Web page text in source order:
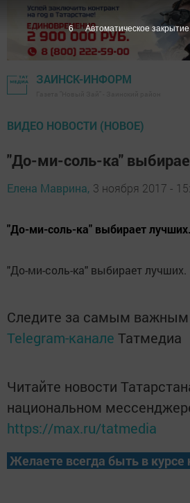
ЗАИНСК-ИНФОРМ
ВИДЕО НОВОСТИ (НОВОЕ)
"До-ми-соль-ка"
Елена Маврина, 3 ноября 2017 -
"До-ми-соль-ка" выбирает лучших.
"До-ми-соль-ка" выбирает лучших.
Следите за самым
Telegram-канале Татмедиа
Читайте новости
национальном
https://max.ru/tatmedia
Желаете всегда быть в курсе
6 Автоматическое